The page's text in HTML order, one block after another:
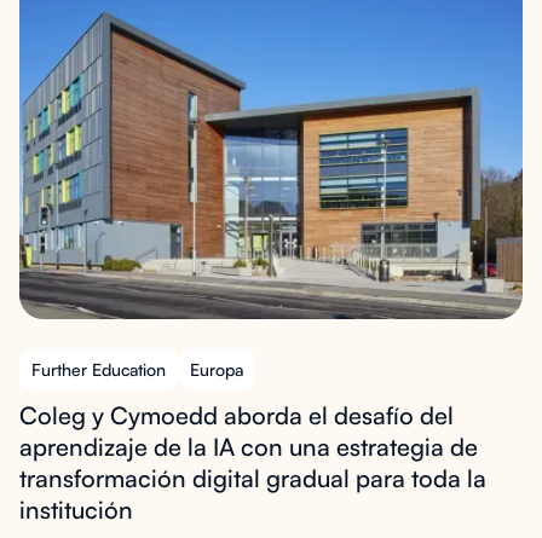
Further Education Europa
Coleg y Cymoedd aborda el desafío del
aprendizaje de la IA con una estrategia de
transformación digital gradual para toda la
institución